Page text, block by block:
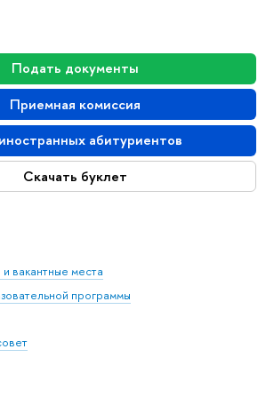
Подать документы
Приемная комиссия
абитуриентов
Скачать буклет
вакантные места
программы